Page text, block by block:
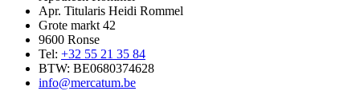
Apr. Titularis Heidi Rommel
Grote markt 42
9600 Ronse
Tel: +32 55 21 35 84
BTW: BE0680374628
info@mercatum.be